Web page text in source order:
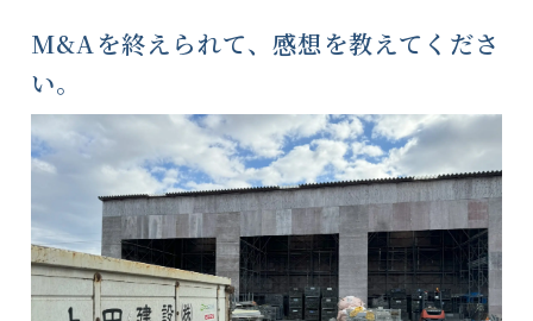
M&Aを終えられて、感想を教えてくださ
い。